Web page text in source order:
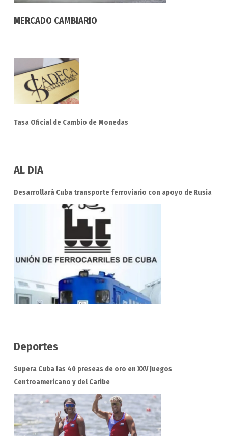
MERCADO CAMBIARIO
Tasa Oficial de Cambio de Monedas
AL DIA
Desarrollará Cuba transporte ferroviario con apoyo de Rusia
Deportes
Supera Cuba las 40 preseas de oro en XXV Juegos
Centroamericano y del Caribe